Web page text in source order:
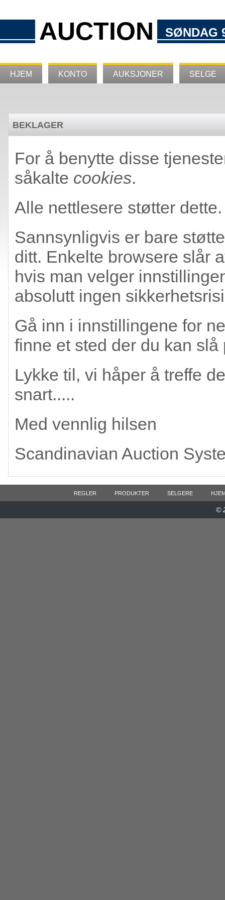
AUCTION SØNDAG
HJEM KONTO AUKSJONER SELGE
BEKLAGER
For å benytte disse
såkalte cookies.
Alle nettlesere støtter dette.
Sannsynligvis er bare
ditt. Enkelte browsere slår
hvis man velger
absolutt ingen
Gå inn i innstillingene for
finne et sted der du kan
Lykke til, vi håper å treffe
snart.....
Med vennlig hilsen
Scandinavian Auction
REGLER PRODUKTER SELGERE
©